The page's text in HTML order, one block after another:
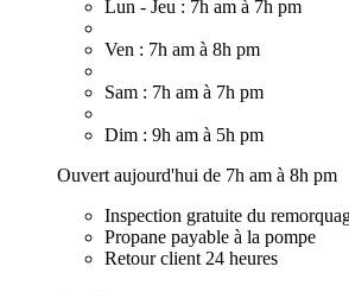
Lun - Jeu : 7h am à 7h pm
Ven : 7h am à 8h pm
Sam : 7h am à 7h pm
Dim : 9h am à 5h pm
Ouvert aujourd'hui de 7h am à 8h pm
Inspection gratuite du
Propane payable à la pompe
Retour client 24 heures